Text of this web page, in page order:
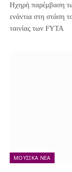
Ηχηρή παρέμβαση
ενάντια στη στάση
ταινίας των FYTA
ΜΟΥΣΙΚΆ ΝΈΑ